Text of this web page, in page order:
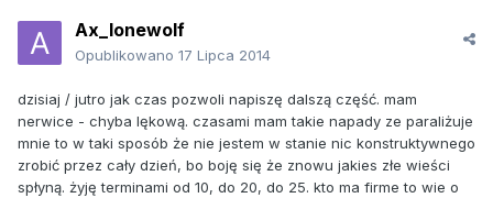
Ax_lonewolf
Opublikowano 17 Lipca 2014
dzisiaj / jutro jak czas pozwoli napiszę dalszą część. mam
nerwice - chyba lękową. czasami mam takie napady ze paraliżuje
mnie to w taki sposób że nie jestem w stanie nic konstruktywnego
zrobić przez cały dzień, bo boję się że znowu jakies złe wieści
spłyną. żyję terminami od 10, do 20, do 25. kto ma firme to wie o